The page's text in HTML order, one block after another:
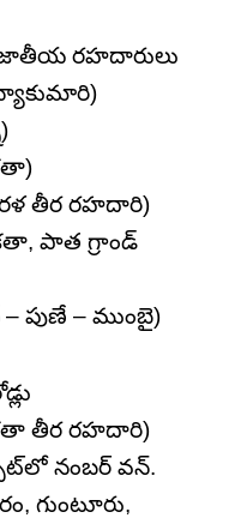
జాతీయ రహదారులు
తీర రహదారి)
పాత గ్రాండ్‌
పుణే – ముంబై)
తీర రహదారి)
నంబర్‌ వన్‌.
గుంటూరు,